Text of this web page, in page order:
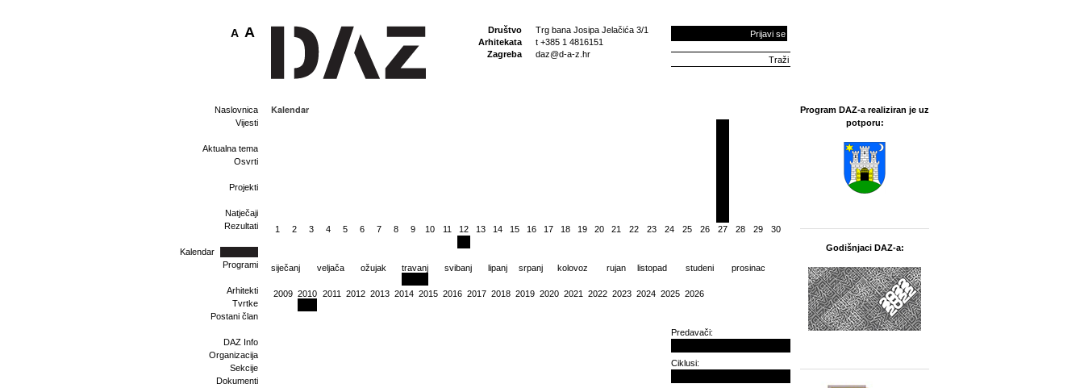
Društvo
Arhitekata
Zagreba
Trg bana Josipa Jelačića 3/1
t +385 1 4816151
daz@d-a-z.hr
Prijavi se
A A
Naslovnica
Vijesti
Aktualna tema
Osvrti
Projekti
Natječaji
Rezultati
Kalendar
Programi
Arhitekti
Tvrtke
Postani član
DAZ Info
Organizacija
Sekcije
Dokumenti
Kalendar
1 2 3 4 5 6 7 8 9 10 11 12 13 14 15 16 17 18 19 20 21 22 23 24 25 26 27 28 29 30
siječanj veljača ožujak travanj svibanj lipanj srpanj kolovoz rujan listopad studeni prosinac
2009 2010 2011 2012 2013 2014 2015 2016 2017 2018 2019 2020 2021 2022 2023 2024 2025 2026
Predavači:
Ciklusi:
Program DAZ-a realiziran je uz
potporu:
Godišnjaci DAZ-a: